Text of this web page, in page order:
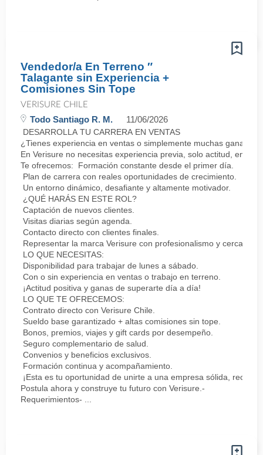
Vendedor/a En Terreno ″
Talagante sin Experiencia +
Comisiones Sin Tope
VERISURE CHILE
Todo Santiago R. M. 11/06/2026
DESARROLLA TU CARRERA EN VENTAS
¿Tienes experiencia en ventas o simplemente muchas ganas
En Verisure no necesitas experiencia previa, solo actitud,
Te ofrecemos: Formación constante desde el primer día.
Plan de carrera con reales oportunidades de crecimiento.
Un entorno dinámico, desafiante y altamente motivador.
¿QUÉ HARÁS EN ESTE ROL?
Captación de nuevos clientes.
Visitas diarias según agenda.
Contacto directo con clientes finales.
Representar la marca Verisure con profesionalismo y cercanía.
LO QUE NECESITAS:
Disponibilidad para trabajar de lunes a sábado.
Con o sin experiencia en ventas o trabajo en terreno.
¡Actitud positiva y ganas de superarte día a día!
LO QUE TE OFRECEMOS:
Contrato directo con Verisure Chile.
Sueldo base garantizado + altas comisiones sin tope.
Bonos, premios, viajes y gift cards por desempeño.
Seguro complementario de salud.
Convenios y beneficios exclusivos.
Formación continua y acompañamiento.
¡Esta es tu oportunidad de unirte a una empresa sólida,
Postula ahora y construye tu futuro con Verisure.-
Requerimientos- ...